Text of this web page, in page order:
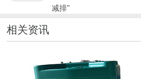
减排"
相关资讯